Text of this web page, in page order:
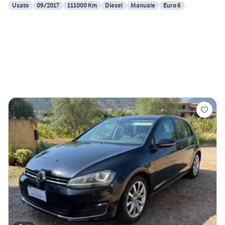
Usato
09/2017 111000 Km Diesel Manuale Euro 6